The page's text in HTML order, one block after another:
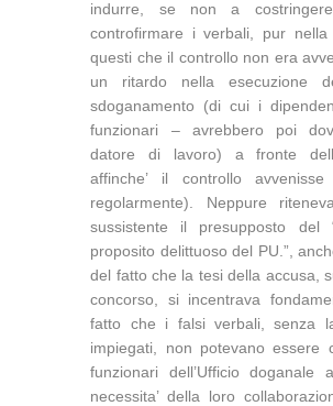
indurre, se non a
controfirmare i verbali, pur nella
questi che il controllo non era
un ritardo nella esecuzione
sdoganamento (di cui i
funzionari – avrebbero poi
datore di lavoro) a fronte
affinche’ il controllo
regolarmente). Neppure
sussistente il presupposto del
proposito delittuoso del PU.”,
del fatto che la tesi della accusa,
concorso, si incentrava
fatto che i falsi verbali, senza
impiegati, non potevano essere
funzionari dell’Ufficio doganale
necessita’ della loro